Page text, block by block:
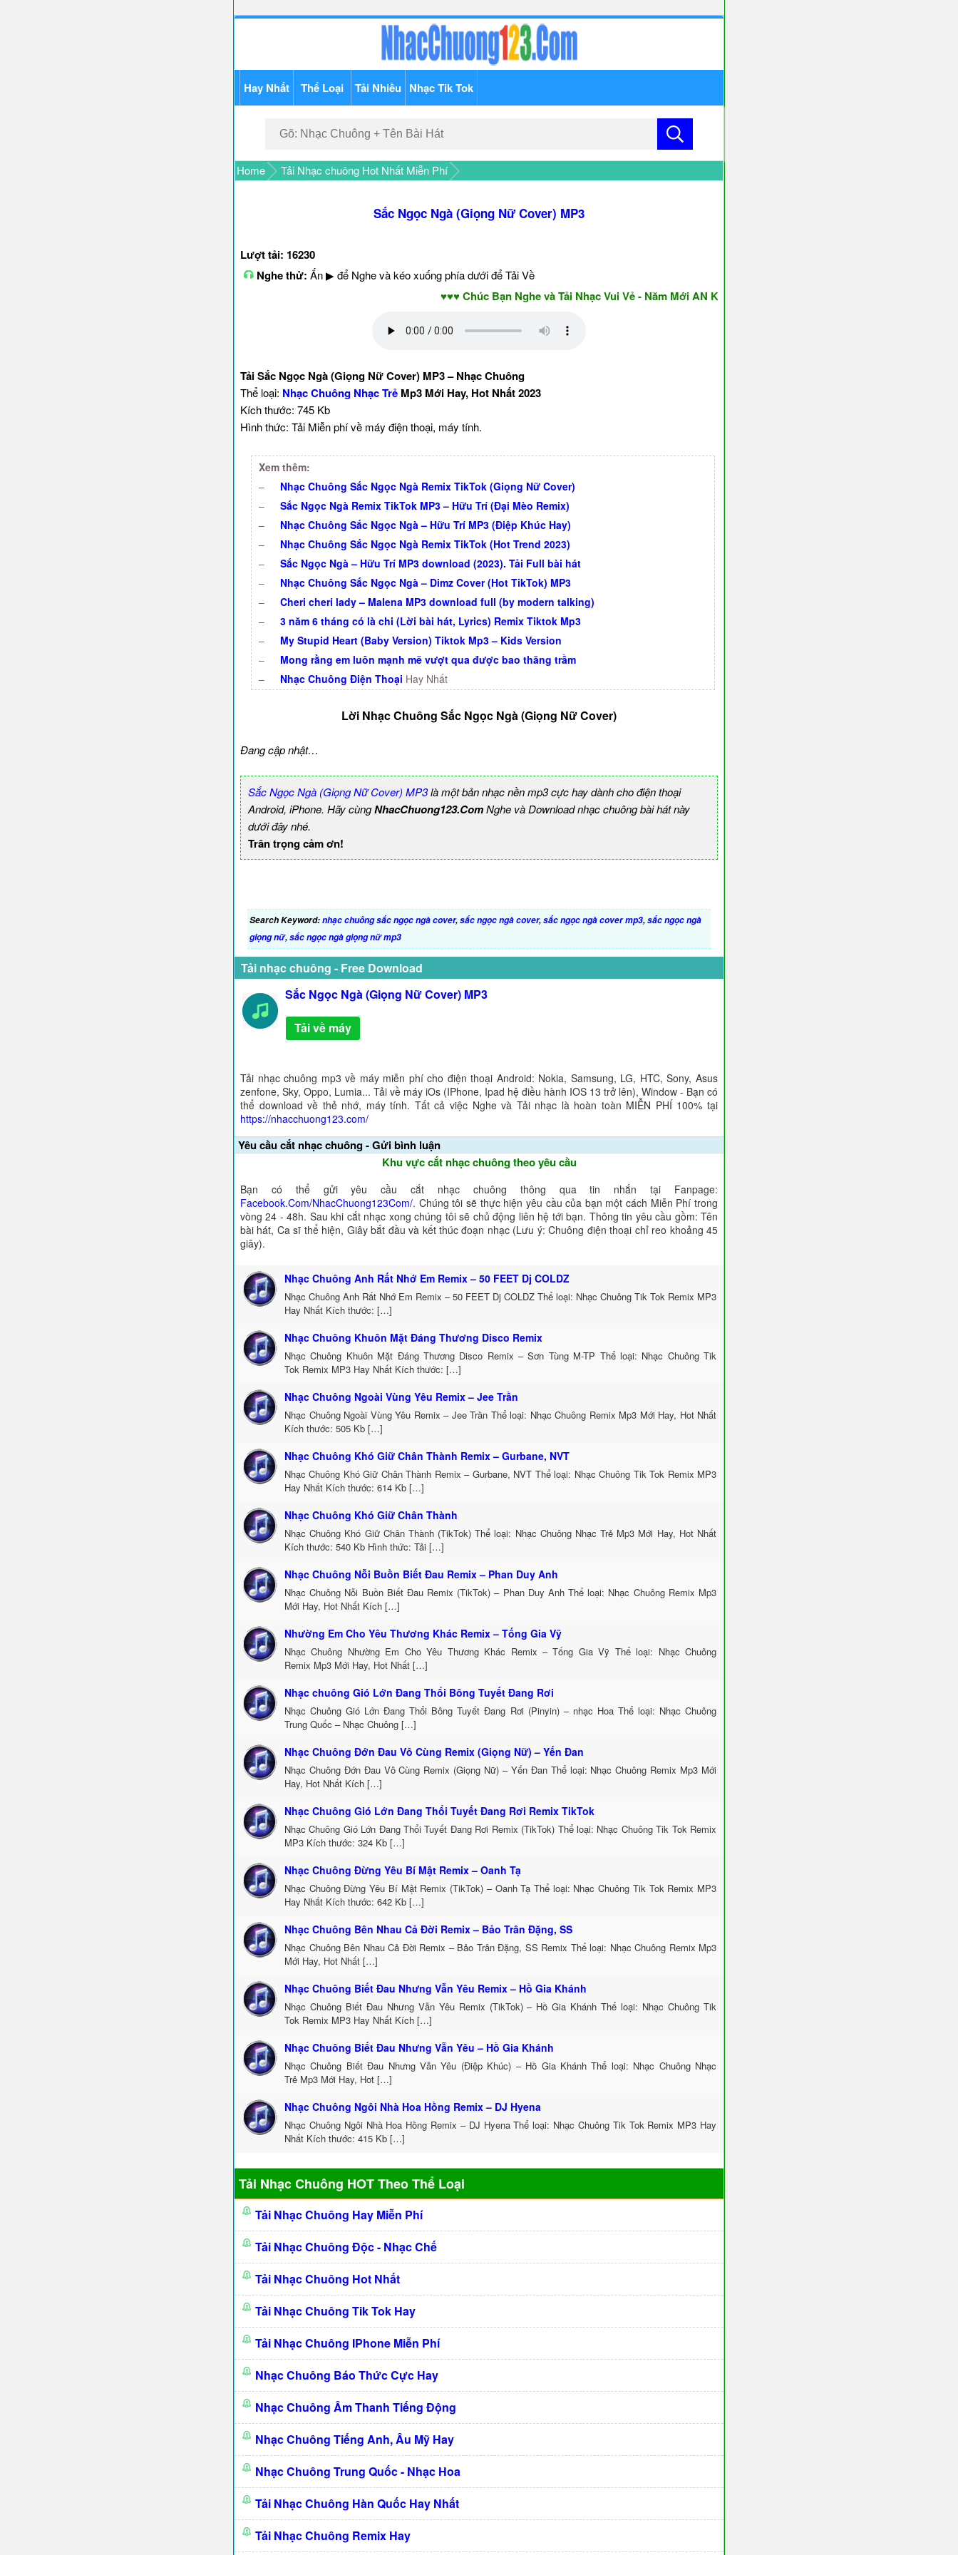
Hay Nhất Thể Loại Tải Nhiều Nhạc Tik Tok
Home Tải Nhạc chuông Hot Nhất Miễn Phí
Sắc Ngọc Ngà (Giọng Nữ Cover) MP3
Lượt tải: 16230
Nghe thử: Ấn ▶ để Nghe và kéo xuống phía dưới để Tải Về
♥♥♥ Chúc Bạn Nghe và Tải Nhạc Vui Vẻ - Năm Mới AN KHANG & THỊNH VƯỢNG ♥♥♥
Tải Sắc Ngọc Ngà (Giọng Nữ Cover) MP3 – Nhạc Chuông
Thể loại: Nhạc Chuông Nhạc Trẻ Mp3 Mới Hay, Hot Nhất 2023
Kích thước: 745 Kb
Hình thức: Tải Miễn phí về máy điện thoại, máy tính.
Xem thêm:
–
Nhạc Chuông Sắc Ngọc Ngà Remix TikTok (Giọng Nữ Cover)
–
Sắc Ngọc Ngà Remix TikTok MP3 – Hữu Trí (Đại Mèo Remix)
–
Nhạc Chuông Sắc Ngọc Ngà – Hữu Trí MP3 (Điệp Khúc Hay)
–
Nhạc Chuông Sắc Ngọc Ngà Remix TikTok (Hot Trend 2023)
–
Sắc Ngọc Ngà – Hữu Trí MP3 download (2023). Tải Full bài hát
–
Nhạc Chuông Sắc Ngọc Ngà – Dimz Cover (Hot TikTok) MP3
–
Cheri cheri lady – Malena MP3 download full (by modern talking)
–
3 năm 6 tháng có là chi (Lời bài hát, Lyrics) Remix Tiktok Mp3
–
My Stupid Heart (Baby Version) Tiktok Mp3 – Kids Version
–
Mong rằng em luôn mạnh mẽ vượt qua được bao thăng trầm
–
Nhạc Chuông Điện Thoại Hay Nhất
Lời Nhạc Chuông Sắc Ngọc Ngà (Giọng Nữ Cover)
Đang cập nhật…
Sắc Ngọc Ngà (Giọng Nữ Cover) MP3là một bản nhạc nền mp3 cực hay dành cho điện thoại
Android, iPhone. Hãy cùngNhacChuong123.ComNghe và Download nhạc chuông bài hát này
dưới đây nhé.
Trân trọng cảm ơn!
Search Keyword:nhạc chuông sắc ngọc ngà cover,sắc ngọc ngà cover,sắc ngọc ngà cover mp3,sắc ngọc ngà
giọng nữ,sắc ngọc ngà giọng nữ mp3
Tải nhạc chuông - Free Download
Sắc Ngọc Ngà (Giọng Nữ Cover) MP3
Tải về máy
Tải nhạc chuông mp3 về máy miễn phí cho điện thoại Android: Nokia, Samsung, LG, HTC, Sony, Asus
zenfone, Sky, Oppo, Lumia... Tải về máy iOs (IPhone, Ipad hệ điều hành IOS 13 trở lên), Window - Bạn có
thể download về thẻ nhớ, máy tính. Tất cả việc Nghe và Tải nhạc là hoàn toàn MIỄN PHÍ 100% tại
https://nhacchuong123.com/
Yêu cầu cắt nhạc chuông - Gửi bình luận
Khu vực cắt nhạc chuông theo yêu cầu
Bạn có thể gửi yêu cầu cắt nhạc chuông thông qua tin nhắn tại Fanpage:
Facebook.Com/NhacChuong123Com/. Chúng tôi sẽ thực hiện yêu cầu của bạn một cách Miễn Phí trong
vòng 24 - 48h. Sau khi cắt nhạc xong chúng tôi sẽ chủ động liên hệ tới bạn. Thông tin yêu cầu gồm: Tên
bài hát, Ca sĩ thể hiện, Giây bắt đầu và kết thúc đoạn nhạc (Lưu ý: Chuông điện thoại chỉ reo khoảng 45
giây).
Nhạc Chuông Anh Rất Nhớ Em Remix – 50 FEET Dj COLDZ
Nhạc Chuông Anh Rất Nhớ Em Remix – 50 FEET Dj COLDZ Thể loại: Nhạc Chuông Tik Tok Remix MP3
Hay Nhất Kích thước: […]
Nhạc Chuông Khuôn Mặt Đáng Thương Disco Remix
Nhạc Chuông Khuôn Mặt Đáng Thương Disco Remix – Sơn Tùng M-TP Thể loại: Nhạc Chuông Tik
Tok Remix MP3 Hay Nhất Kích thước: […]
Nhạc Chuông Ngoài Vùng Yêu Remix – Jee Trần
Nhạc Chuông Ngoài Vùng Yêu Remix – Jee Trần Thể loại: Nhạc Chuông Remix Mp3 Mới Hay, Hot Nhất
Kích thước: 505 Kb […]
Nhạc Chuông Khó Giữ Chân Thành Remix – Gurbane, NVT
Nhạc Chuông Khó Giữ Chân Thành Remix – Gurbane, NVT Thể loại: Nhạc Chuông Tik Tok Remix MP3
Hay Nhất Kích thước: 614 Kb […]
Nhạc Chuông Khó Giữ Chân Thành
Nhạc Chuông Khó Giữ Chân Thành (TikTok) Thể loại: Nhạc Chuông Nhạc Trẻ Mp3 Mới Hay, Hot Nhất
Kích thước: 540 Kb Hình thức: Tải […]
Nhạc Chuông Nỗi Buồn Biết Đau Remix – Phan Duy Anh
Nhạc Chuông Nỗi Buồn Biết Đau Remix (TikTok) – Phan Duy Anh Thể loại: Nhạc Chuông Remix Mp3
Mới Hay, Hot Nhất Kích […]
Nhường Em Cho Yêu Thương Khác Remix – Tống Gia Vỹ
Nhạc Chuông Nhường Em Cho Yêu Thương Khác Remix – Tống Gia Vỹ Thể loại: Nhạc Chuông
Remix Mp3 Mới Hay, Hot Nhất […]
Nhạc chuông Gió Lớn Đang Thổi Bông Tuyết Đang Rơi
Nhạc Chuông Gió Lớn Đang Thổi Bông Tuyết Đang Rơi (Pinyin) – nhạc Hoa Thể loại: Nhạc Chuông
Trung Quốc – Nhạc Chuông […]
Nhạc Chuông Đớn Đau Vô Cùng Remix (Giọng Nữ) – Yến Đan
Nhạc Chuông Đớn Đau Vô Cùng Remix (Giọng Nữ) – Yến Đan Thể loại: Nhạc Chuông Remix Mp3 Mới
Hay, Hot Nhất Kích […]
Nhạc Chuông Gió Lớn Đang Thổi Tuyết Đang Rơi Remix TikTok
Nhạc Chuông Gió Lớn Đang Thổi Tuyết Đang Rơi Remix (TikTok) Thể loại: Nhạc Chuông Tik Tok Remix
MP3 Kích thước: 324 Kb […]
Nhạc Chuông Đừng Yêu Bí Mật Remix – Oanh Tạ
Nhạc Chuông Đừng Yêu Bí Mật Remix (TikTok) – Oanh Tạ Thể loại: Nhạc Chuông Tik Tok Remix MP3
Hay Nhất Kích thước: 642 Kb […]
Nhạc Chuông Bên Nhau Cả Đời Remix – Bảo Trân Đặng, SS
Nhạc Chuông Bên Nhau Cả Đời Remix – Bảo Trân Đặng, SS Remix Thể loại: Nhạc Chuông Remix Mp3
Mới Hay, Hot Nhất […]
Nhạc Chuông Biết Đau Nhưng Vẫn Yêu Remix – Hồ Gia Khánh
Nhạc Chuông Biết Đau Nhưng Vẫn Yêu Remix (TikTok) – Hồ Gia Khánh Thể loại: Nhạc Chuông Tik
Tok Remix MP3 Hay Nhất Kích […]
Nhạc Chuông Biết Đau Nhưng Vẫn Yêu – Hồ Gia Khánh
Nhạc Chuông Biết Đau Nhưng Vẫn Yêu (Điệp Khúc) – Hồ Gia Khánh Thể loại: Nhạc Chuông Nhạc
Trẻ Mp3 Mới Hay, Hot […]
Nhạc Chuông Ngôi Nhà Hoa Hồng Remix – DJ Hyena
Nhạc Chuông Ngôi Nhà Hoa Hồng Remix – DJ Hyena Thể loại: Nhạc Chuông Tik Tok Remix MP3 Hay
Nhất Kích thước: 415 Kb […]
Tải Nhạc Chuông HOT Theo Thể Loại
Tải Nhạc Chuông Hay Miễn Phí
Tải Nhạc Chuông Độc - Nhạc Chế
Tải Nhạc Chuông Hot Nhất
Tải Nhạc Chuông Tik Tok Hay
Tải Nhạc Chuông IPhone Miễn Phí
Nhạc Chuông Báo Thức Cực Hay
Nhạc Chuông Âm Thanh Tiếng Động
Nhạc Chuông Tiếng Anh, Âu Mỹ Hay
Nhạc Chuông Trung Quốc - Nhạc Hoa
Tải Nhạc Chuông Hàn Quốc Hay Nhất
Tải Nhạc Chuông Remix Hay